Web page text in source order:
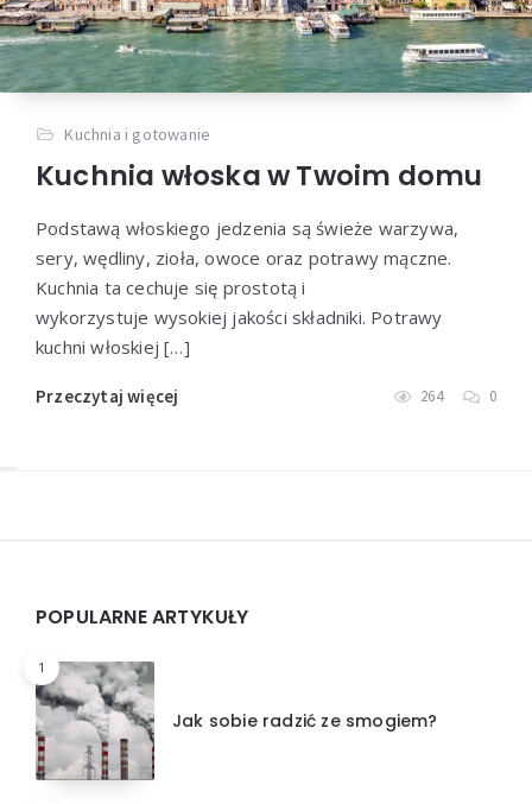
Kuchnia i gotowanie
Kuchnia włoska w Twoim domu
Podstawą włoskiego jedzenia są świeże warzywa,
sery, wędliny, zioła, owoce oraz potrawy mączne.
Kuchnia ta cechuje się prostotą i
wykorzystuje wysokiej jakości składniki. Potrawy
kuchni włoskiej […]
Przeczytaj więcej 264 0
POPULARNE ARTYKUŁY
1
Jak sobie radzić ze smogiem?